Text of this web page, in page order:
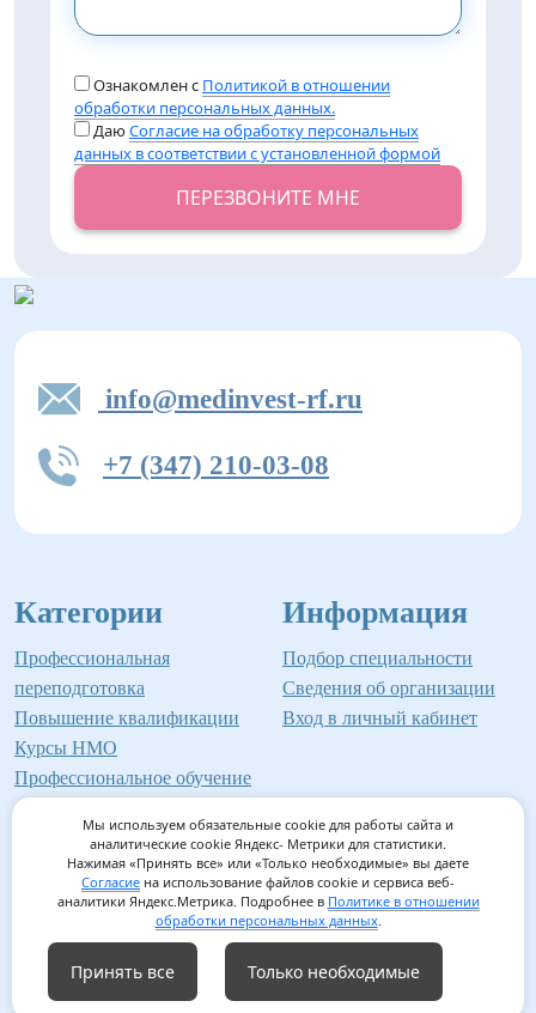
Ознакомлен с Политикой в отношении
обработки персональных данных.
ДаюСогласие на обработку персональных
данных в соответствии с установленной формой
ПЕРЕЗВОНИТЕ МНЕ
info@medinvest-rf.ru
+7 (347) 210-03-08
Категории
Профессиональная
переподготовка
Повышение квалификации
Курсы НМО
Профессиональное обучение
Информация
Подбор специальности
Сведения об организации
Вход в личный кабинет
©2026 Институт профессионального образования
Мед-Инвест
Согласие на обработку персональных данных/Согласие на
использование файлов cookie/Политика обработки
Мы используем обязательные cookie для работы сайта и
аналитические cookie Яндекс- Метрики для статистики.
Нажимая «Принять все» или «Только необходимые» вы даете
Согласие на использование файлов cookie и сервиса веб-
аналитики Яндекс.Метрика. Подробнее в Политике в отношении
обработки персональных данных.
Принять все Только необходимые